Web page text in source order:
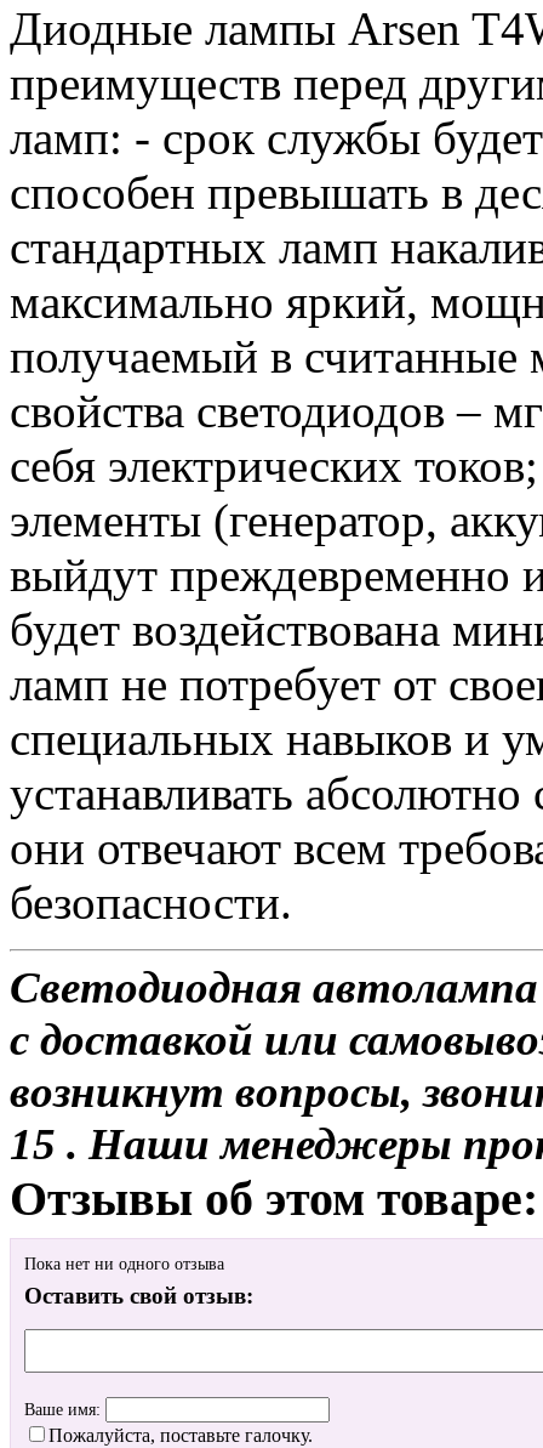
Диодные лампы Arsen
преимуществ перед
ламп: - срок службы
способен превышать в
стандартных ламп
максимально яркий,
получаемый в считанные
свойства светодиодов –
себя электрических
элементы (генератор,
выйдут преждевременно
будет воздействована
ламп не потребует от
специальных навыков и
устанавливать
они отвечают всем
безопасности.
Светодиодная
с доставкой или
возникнут вопросы,
15 . Наши менеджеры
Отзывы об этом товаре:
Пока нет ни одного отзыва
Оставить свой отзыв:
Ваше имя:
Пожалуйста, поставьте галочку.